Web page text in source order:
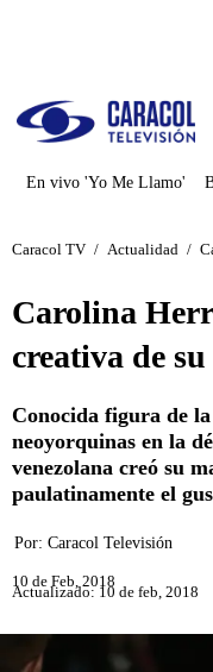
En vivo 'Yo Me Llamo'
Caracol TV / Actualidad /
Carolina
creativa de
Conocida figura de
neoyorquinas en la
venezolana creó su
paulatinamente el
Por: Caracol Televisión
10 de Feb, 2018
Actualizado: 10 de feb, 2018